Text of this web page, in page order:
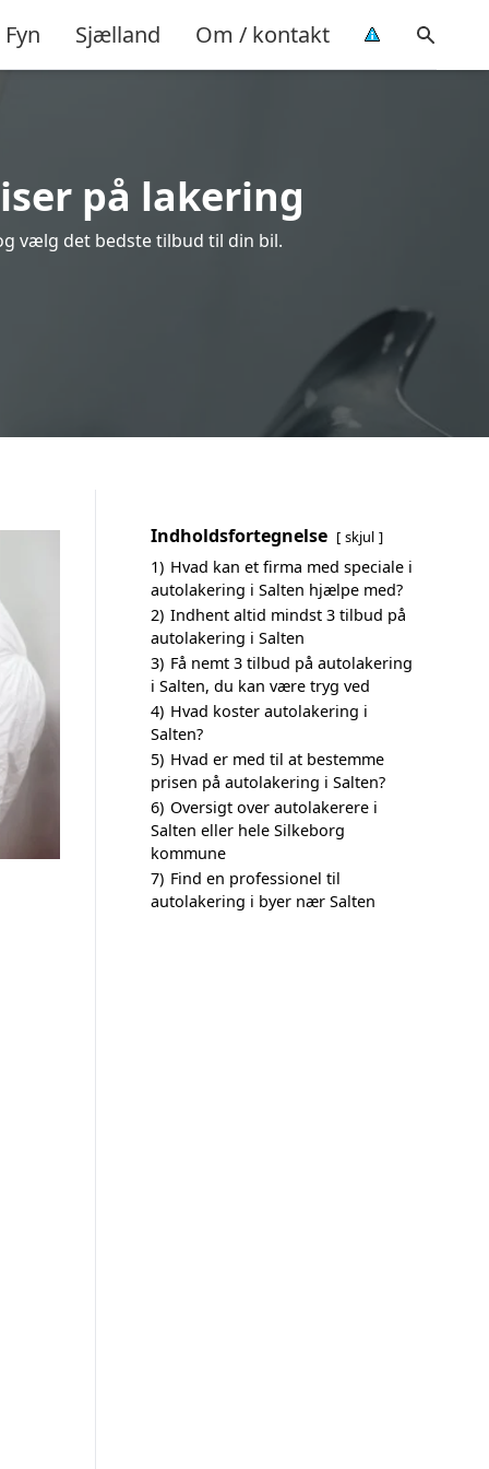
Fyn Sjælland Om / kontakt
på lakering
vælg det bedste tilbud til din bil.
Indholdsfortegnelse skjul
1) Hvad kan et firma med speciale i
autolakering i Salten hjælpe med?
2) Indhent altid mindst 3 tilbud på
autolakering i Salten
3) Få nemt 3 tilbud på autolakering
i Salten, du kan være tryg ved
4) Hvad koster autolakering i
Salten?
5) Hvad er med til at bestemme
prisen på autolakering i Salten?
6) Oversigt over autolakerere i
Salten eller hele Silkeborg
kommune
7) Find en professionel til
autolakering i byer nær Salten